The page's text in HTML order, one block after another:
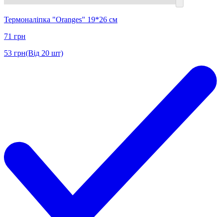
Термоналіпка "Oranges" 19*26 см
71 грн
53 грн(Від 20 шт)